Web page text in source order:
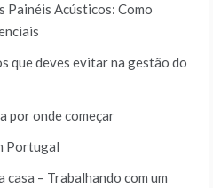
Painéis Acústicos: Como
que deves evitar na gestão do
por onde começar
Portugal
– Trabalhando com um